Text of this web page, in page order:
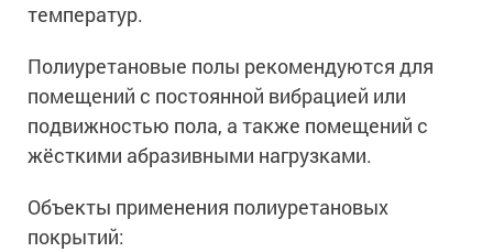
температур.
Полиуретановые полы рекомендуются для
помещений с постоянной вибрацией или
подвижностью пола, а также помещений с
жёсткими абразивными нагрузками.
Объекты применения полиуретановых
покрытий: